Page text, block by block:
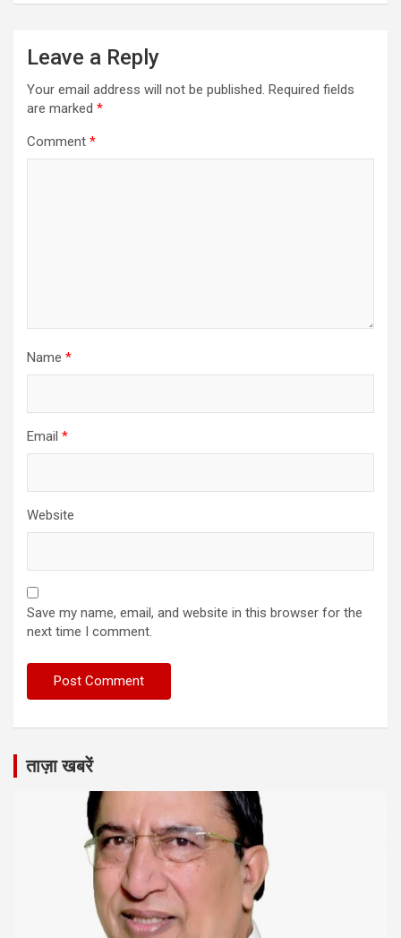
Leave a Reply
Your email address will not be published. Required fields
are marked *
Comment *
Name *
Email *
Website
Save my name, email, and website in this browser for the
next time I comment.
ताज़ा खबरें